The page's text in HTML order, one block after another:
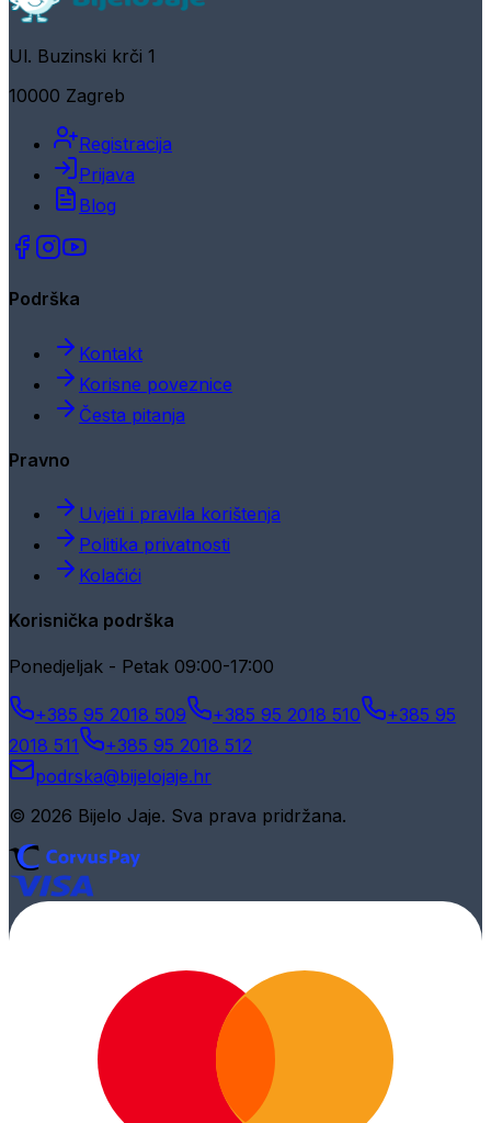
Ul. Buzinski krči 1
10000 Zagreb
Registracija
Prijava
Blog
Podrška
Kontakt
Korisne poveznice
Česta pitanja
Pravno
Uvjeti i pravila korištenja
Politika privatnosti
Kolačići
Korisnička podrška
Ponedjeljak - Petak 09:00-17:00
+385 95 2018 509 +385 95 2018 510
+385 95
2018 511
+385 95 2018 512
podrska@bijelojaje.hr
© 2026 Bijelo Jaje. Sva prava pridržana.